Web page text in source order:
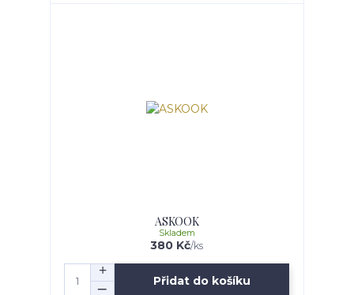
ASKOOK
380 Kč/ks
Skladem
Přidat do košíku